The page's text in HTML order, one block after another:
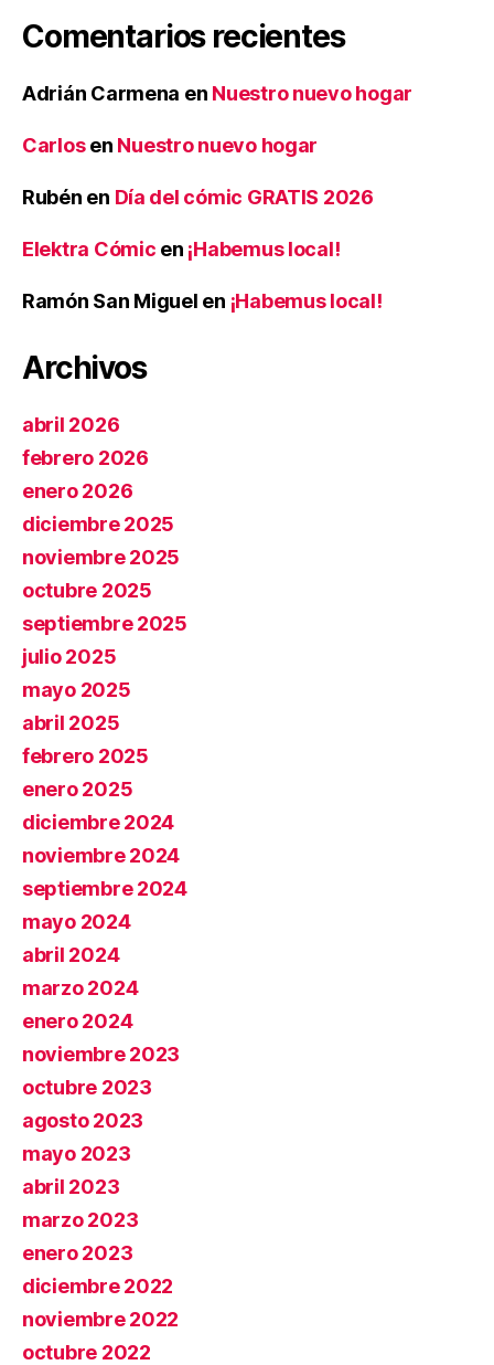
Comentarios recientes
Adrián Carmena en Nuestro nuevo hogar
Carlosen Nuestro nuevo hogar
Rubén en Día del cómic GRATIS 2026
Elektra Cómic en ¡Habemus local!
Ramón San Miguel en ¡Habemus local!
Archivos
abril 2026
febrero 2026
enero 2026
diciembre 2025
noviembre 2025
octubre 2025
septiembre 2025
julio 2025
mayo 2025
abril 2025
febrero 2025
enero 2025
diciembre 2024
noviembre 2024
septiembre 2024
mayo 2024
abril 2024
marzo 2024
enero 2024
noviembre 2023
octubre 2023
agosto 2023
mayo 2023
abril 2023
marzo 2023
enero 2023
diciembre 2022
noviembre 2022
octubre 2022